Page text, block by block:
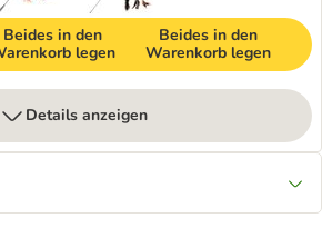
Beides in den
legen
Beides in den
Warenkorb legen
Details anzeigen